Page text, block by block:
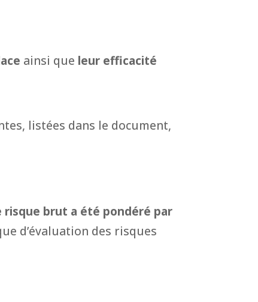
ainsi que leur efficacité
listées dans le document,
risque brut a été pondéré par
d’évaluation des risques